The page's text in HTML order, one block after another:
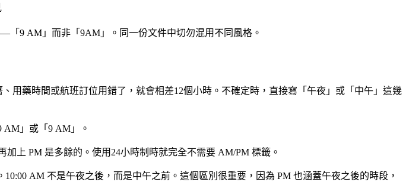
9 AM」而非「9AM」。同一份文件中切勿混用不同風格。
用藥時間或航班訂位用錯了，就會相差12個小時。不確定時，直接寫「午夜」或「中午」這幾
」或「9 AM」。
上 PM 是多餘的。使用24小時制時就完全不需要 AM/PM 標籤。
AM 不是午夜之後，而是中午之前。這個區別很重要，因為 PM 也涵蓋午夜之後的時段，